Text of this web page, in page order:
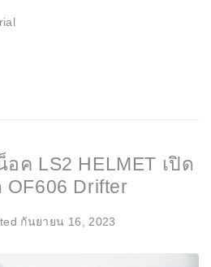
ค LS2 HELMET เปิด
Drifter
กันยายน 16, 2023